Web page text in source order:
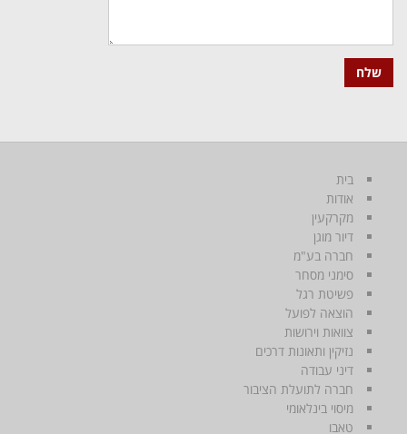
בית
אודות
מקרקעין
דיור מוגן
חברה בע"מ
סימני מסחר
פשיטת רגל
הוצאה לפועל
צוואות וירושות
נזיקין ותאונות דרכים
דיני עבודה
חברה לתועלת הציבור
מיסוי בינלאומי
טאבו